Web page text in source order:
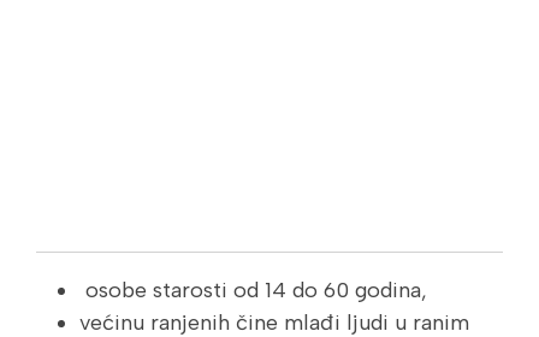
osobe starosti od 14 do 60 godina,
većinu ranjenih čine mlađi ljudi u ranim